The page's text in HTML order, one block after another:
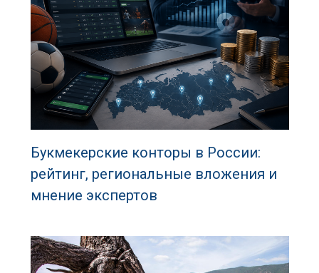
Букмекерские конторы в России:
рейтинг, региональные вложения и
мнение экспертов